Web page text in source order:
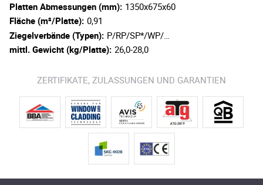
Platten Abmessungen (mm): 1350x675x60
Fläche (m²/Platte): 0,91
Ziegelverbände (Typen): P/RP/SP*/WP/…
mittl. Gewicht (kg/Platte): 26,0-28,0
ZERTIFIKATE, ZULASSUNGEN UND GARANTIEN